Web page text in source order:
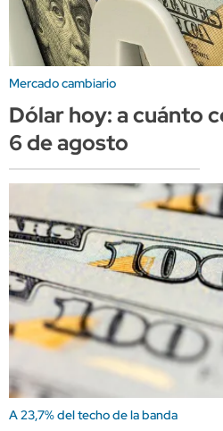
Mercado cambiario
Dólar hoy: a cuánto
6 de agosto
A 23,7% del techo de la banda